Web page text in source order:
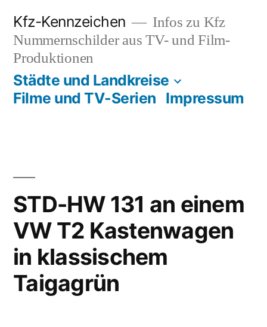
Inhalt
springen
Kfz-Kennzeichen
Infos zu Kfz
Nummernschilder aus TV- und Film-
Produktionen
Städte und Landkreise
Filme und TV-Serien Impressum
STD-HW 131 an einem
VW T2 Kastenwagen
in klassischem
Taigagrün